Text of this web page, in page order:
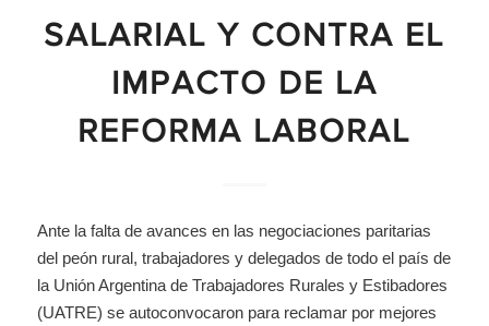
SALARIAL Y CONTRA EL
IMPACTO DE LA
REFORMA LABORAL
Ante la falta de avances en las negociaciones paritarias
del peón rural, trabajadores y delegados de todo el país de
la Unión Argentina de Trabajadores Rurales y Estibadores
(UATRE) se autoconvocaron para reclamar por mejores